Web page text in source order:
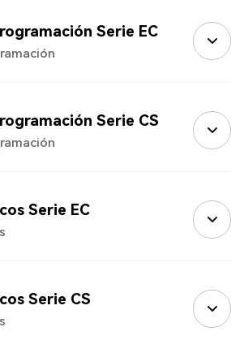
Serie EC
Serie CS
Serie EC
Serie CS